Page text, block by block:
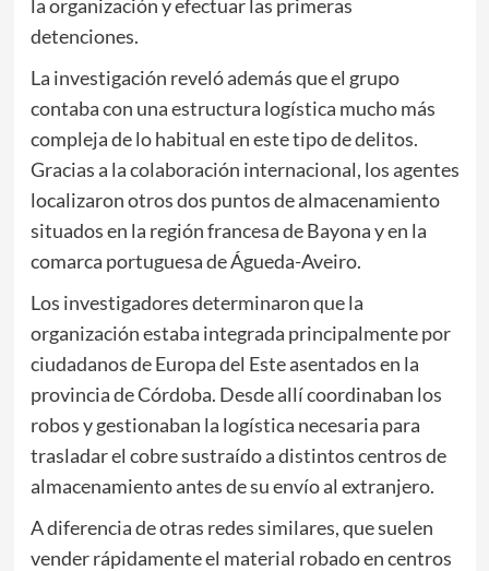
la organización y efectuar las primeras
detenciones.
La investigación reveló además que el grupo
contaba con una estructura logística mucho más
compleja de lo habitual en este tipo de delitos.
Gracias a la colaboración internacional, los agentes
localizaron otros dos puntos de almacenamiento
situados en la región francesa de Bayona y en la
comarca portuguesa de Águeda-Aveiro.
Los investigadores determinaron que la
organización estaba integrada principalmente por
ciudadanos de Europa del Este asentados en la
provincia deCórdoba. Desde allí coordinaban los
robos y gestionaban la logística necesaria para
trasladar el cobre sustraído a distintos centros de
almacenamiento antes de su envío al extranjero.
A diferencia de otras redes similares, que suelen
vender rápidamente el material robado en centros